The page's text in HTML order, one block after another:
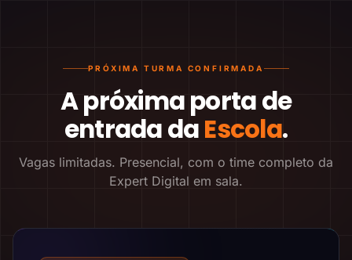
PRÓXIMA TURMA CONFIRMADA
A próxima porta de
entrada daEscola.
Vagas limitadas. Presencial, com o time completo da
Expert Digital em sala.